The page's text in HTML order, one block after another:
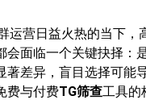
运营日益火热的当下，
会面临一个关键抉择：
著差异，盲目选择可能
费与付费TG筛查工具的